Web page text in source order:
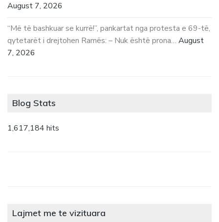
August 7, 2026
“Më të bashkuar se kurrë!”, pankartat nga protesta e 69-të,
qytetarët i drejtohen Ramës: – Nuk është prona… August
7, 2026
Blog Stats
1,617,184 hits
Lajmet me te vizituara